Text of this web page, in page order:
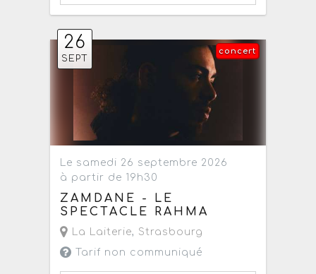
26
SEPT
concert
Le samedi 26 septembre 2026
à partir de 19h30
ZAMDANE - LE
SPECTACLE RAHMA
La Laiterie, Strasbourg
Tarif non communiqué